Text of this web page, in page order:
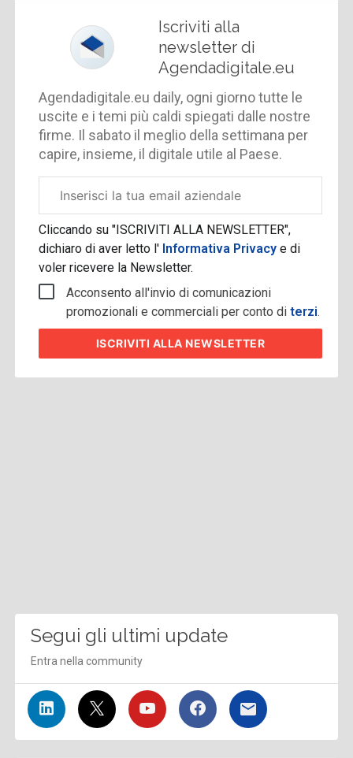
Iscriviti alla
newsletter di
Agendadigitale.eu
Agendadigitale.eu daily, ogni giorno tutte le
uscite e i temi più caldi spiegati dalle nostre
firme. Il sabato il meglio della settimana per
capire, insieme, il digitale utile al Paese.
aziendale
Cliccando su "ISCRIVITI ALLA NEWSLETTER",
dichiaro di aver letto l' Informativa Privacye di
voler ricevere la Newsletter.
Acconsento all'invio di comunicazioni
promozionali e commerciali per conto diterzi.
ISCRIVITI ALLA NEWSLETTER
Segui gli ultimi update
Entra nella community